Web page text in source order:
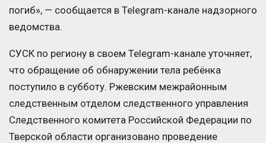
погиб», — сообщается в Telegram-канале надзорного
ведомства.
СУСК по региону в своем Telegram-канале уточняет,
что обращение об обнаружении тела ребёнка
поступило в субботу. Ржевским межрайонным
следственным отделом следственного управления
Следственного комитета Российской Федерации по
Тверской области организовано проведение